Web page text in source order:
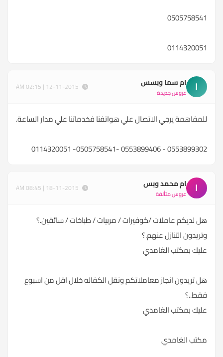
0505758541
0114320051
ا ام سما وبسس
عروس جديدة
للمفاهمة يرجي الاتصال علي هواتفنا فخدماتنا علي مدار الساعة.
0553899302 - 0553899406 -0505758541- 0114320051
ا ام محمد وبس
عروس متألقة
هل لديكم عاملات /كوفيرات / مربيات / طباخات / سائقين.؟
وتريدون التنازل عنهم.؟
عليك بمكتب الغامدي
هل تريدون انجاز معاملاتكم ونقل الكفاله خلال اقل من اسبوع
فقط..؟
عليك بمكتب الغامدي
مكتب الغامدي